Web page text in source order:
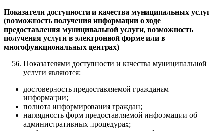
Показатели доступности и качества муниципальных услуг
(возможность получения информации о ходе
предоставления муниципальной услуги, возможность
получения услуги в электронной форме или в
многофункциональных центрах)
Показателями доступности и качества муниципальной
услуги являются:
достоверность предоставляемой гражданам
информации;
полнота информирования граждан;
наглядность форм предоставляемой информации об
административных процедурах;